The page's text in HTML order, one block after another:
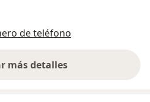
de teléfono
más detalles
sobre la dirección